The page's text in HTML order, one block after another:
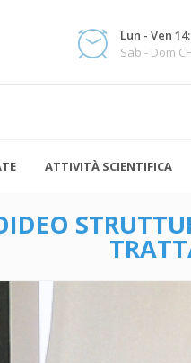
Lun - Ven
Sab - Dom
ATTIVITÀ SCIENTIFICA